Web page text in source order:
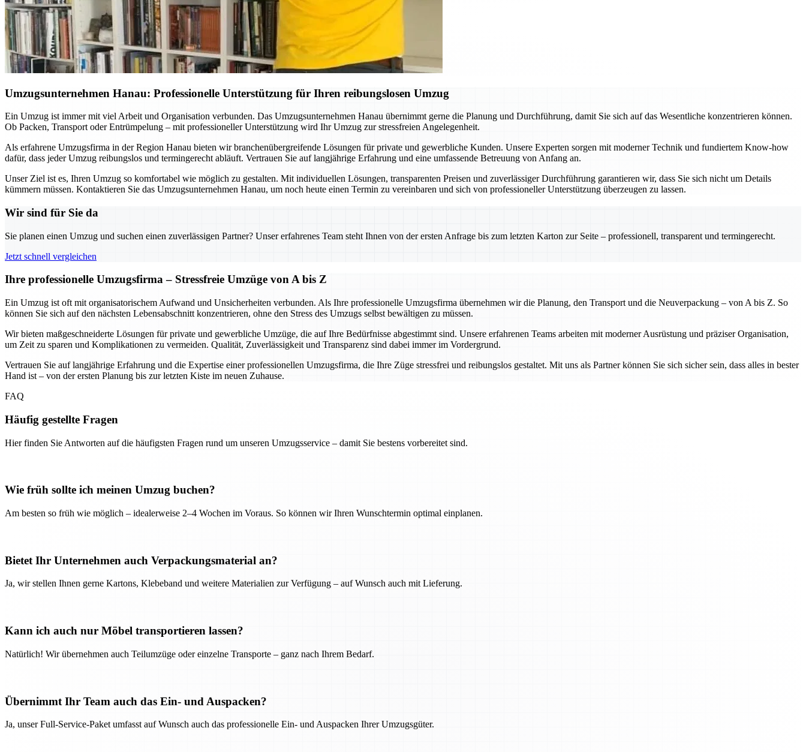
Umzugsunternehmen Hanau: Professionelle Unterstützung für Ihren reibungslosen Umzug
Ein Umzug ist immer mit viel Arbeit und Organisation verbunden. Das Umzugsunternehmen Hanau übernimmt gerne die Planung und Durchführung, damit Sie sich auf das Wesentliche konzentrieren können.
Ob Packen, Transport oder Entrümpelung – mit professioneller Unterstützung wird Ihr Umzug zur stressfreien Angelegenheit.
Als erfahrene Umzugsfirma in der Region Hanau bieten wir branchenübergreifende Lösungen für private und gewerbliche Kunden. Unsere Experten sorgen mit moderner Technik und fundiertem Know-how
dafür, dass jeder Umzug reibungslos und termingerecht abläuft. Vertrauen Sie auf langjährige Erfahrung und eine umfassende Betreuung von Anfang an.
Unser Ziel ist es, Ihren Umzug so komfortabel wie möglich zu gestalten. Mit individuellen Lösungen, transparenten Preisen und zuverlässiger Durchführung garantieren wir, dass Sie sich nicht um Details
kümmern müssen. Kontaktieren Sie das Umzugsunternehmen Hanau, um noch heute einen Termin zu vereinbaren und sich von professioneller Unterstützung überzeugen zu lassen.
Wir sind für Sie da
Sie planen einen Umzug und suchen einen zuverlässigen Partner? Unser erfahrenes Team steht Ihnen von der ersten Anfrage bis zum letzten Karton zur Seite – professionell, transparent und termingerecht.
Jetzt schnell vergleichen
Ihre professionelle Umzugsfirma – Stressfreie Umzüge von A bis Z
Ein Umzug ist oft mit organisatorischem Aufwand und Unsicherheiten verbunden. Als Ihre professionelle Umzugsfirma übernehmen wir die Planung, den Transport und die Neuverpackung – von A bis Z. So
können Sie sich auf den nächsten Lebensabschnitt konzentrieren, ohne den Stress des Umzugs selbst bewältigen zu müssen.
Wir bieten maßgeschneiderte Lösungen für private und gewerbliche Umzüge, die auf Ihre Bedürfnisse abgestimmt sind. Unsere erfahrenen Teams arbeiten mit moderner Ausrüstung und präziser Organisation,
um Zeit zu sparen und Komplikationen zu vermeiden. Qualität, Zuverlässigkeit und Transparenz sind dabei immer im Vordergrund.
Vertrauen Sie auf langjährige Erfahrung und die Expertise einer professionellen Umzugsfirma, die Ihre Züge stressfrei und reibungslos gestaltet. Mit uns als Partner können Sie sich sicher sein, dass alles in bester
Hand ist – von der ersten Planung bis zur letzten Kiste im neuen Zuhause.
FAQ
Häufig gestellte Fragen
Hier finden Sie Antworten auf die häufigsten Fragen rund um unseren Umzugsservice – damit Sie bestens vorbereitet sind.
Wie früh sollte ich meinen Umzug buchen?
Am besten so früh wie möglich – idealerweise 2–4 Wochen im Voraus. So können wir Ihren Wunschtermin optimal einplanen.
Bietet Ihr Unternehmen auch Verpackungsmaterial an?
Ja, wir stellen Ihnen gerne Kartons, Klebeband und weitere Materialien zur Verfügung – auf Wunsch auch mit Lieferung.
Kann ich auch nur Möbel transportieren lassen?
Natürlich! Wir übernehmen auch Teilumzüge oder einzelne Transporte – ganz nach Ihrem Bedarf.
Übernimmt Ihr Team auch das Ein- und Auspacken?
Ja, unser Full-Service-Paket umfasst auf Wunsch auch das professionelle Ein- und Auspacken Ihrer Umzugsgüter.